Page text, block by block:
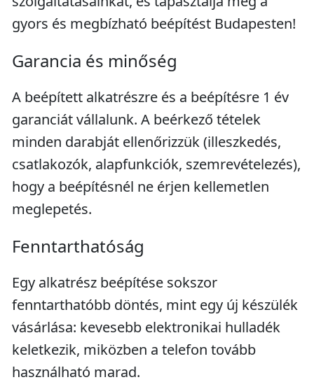
gyors és megbízható beépítést Budapesten!
Garancia és minőség
A beépített alkatrészre és a beépítésre 1 év
garanciát vállalunk. A beérkező tételek
minden darabját ellenőrizzük (illeszkedés,
csatlakozók, alapfunkciók, szemrevételezés),
hogy a beépítésnél ne érjen kellemetlen
meglepetés.
Fenntarthatóság
Egy alkatrész beépítése sokszor
fenntarthatóbb döntés, mint egy új készülék
vásárlása: kevesebb elektronikai hulladék
keletkezik, miközben a telefon tovább
használható marad.